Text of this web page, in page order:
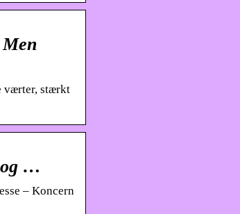
værter, stærkt
og …
– Koncern